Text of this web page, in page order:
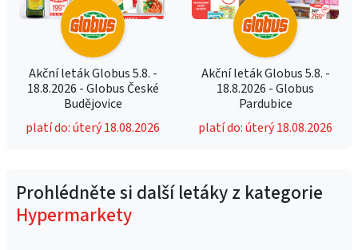
Akční leták Globus 5.8. -
18.8.2026 - Globus České
Budějovice
platí do: úterý 18.08.2026
Akční leták Globus 5.8. -
18.8.2026 - Globus
Pardubice
platí do: úterý 18.08.2026
Prohlédněte si další letáky z kategorie
Hypermarkety